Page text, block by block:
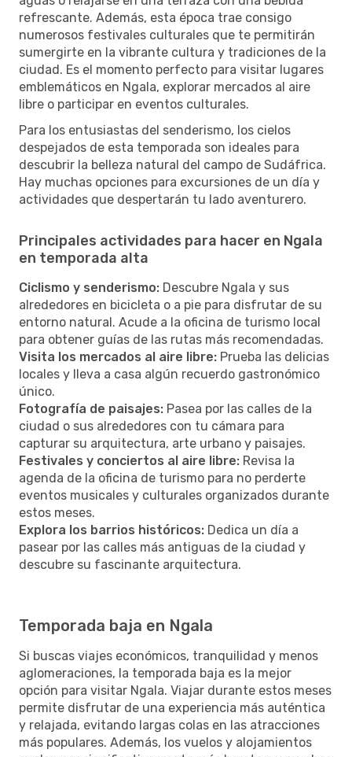
refrescante. Además, esta época trae consigo
numerosos festivales culturales que te permitirán
sumergirte en la vibrante cultura y tradiciones de la
ciudad. Es el momento perfecto para visitar lugares
emblemáticos en Ngala, explorar mercados al aire
libre o participar en eventos culturales.
Para los entusiastas del senderismo, los cielos
despejados de esta temporada son ideales para
descubrir la belleza natural del campo de Sudáfrica.
Hay muchas opciones para excursiones de un día y
actividades que despertarán tu lado aventurero.
Principales actividades para hacer en Ngala
en temporada alta
Ciclismo y senderismo: Descubre Ngala y sus
alrededores en bicicleta o a pie para disfrutar de su
entorno natural. Acude a la oficina de turismo local
para obtener guías de las rutas más recomendadas.
Visita los mercados al aire libre: Prueba las delicias
locales y lleva a casa algún recuerdo gastronómico
único.
Fotografía de paisajes: Pasea por las calles de la
ciudad o sus alrededores con tu cámara para
capturar su arquitectura, arte urbano y paisajes.
Festivales y conciertos al aire libre: Revisa la
agenda de la oficina de turismo para no perderte
eventos musicales y culturales organizados durante
estos meses.
Explora los barrios históricos: Dedica un día a
pasear por las calles más antiguas de la ciudad y
descubre su fascinante arquitectura.
Temporada baja en Ngala
Si buscas viajes económicos, tranquilidad y menos
aglomeraciones, la temporada baja es la mejor
opción para visitar Ngala. Viajar durante estos meses
permite disfrutar de una experiencia más auténtica
y relajada, evitando largas colas en las atracciones
más populares. Además, los vuelos y alojamientos